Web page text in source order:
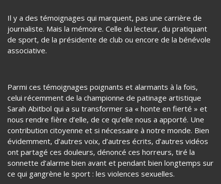
Omerta
de sport, de la présidente de club ou encore de la bénévole
associative.
Parmi ces témoignages poignants et alarmants à la fois,
celui récemment de la championne de patinage artistique
Sarah Abitbol qui a su transformer sa « honte en fierté » et
nous rendre fière d’elle, de ce qu’elle nous a apporté. Une